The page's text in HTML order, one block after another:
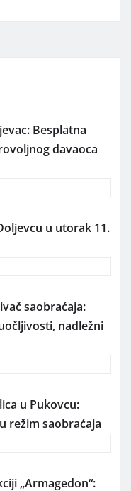
Besplatna
davaoca
u utorak 11.
saobraćaja:
nadležni
u Pukovcu:
režim saobraćaja
„Armagedon“: